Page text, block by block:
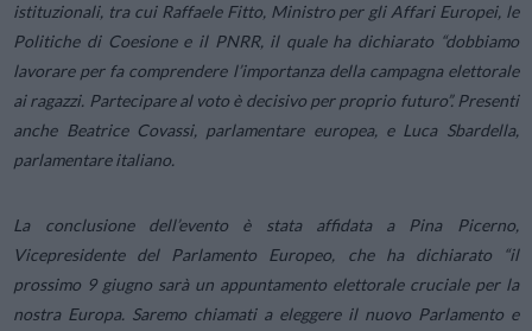
istituzionali, tra cui Raffaele Fitto, Ministro per gli Affari Europei, le
Politiche di Coesione e il PNRR, il quale ha dichiarato “dobbiamo
lavorare per fa comprendere l’importanza della campagna elettorale
ai ragazzi. Partecipare al voto è decisivo per proprio futuro”. Presenti
anche Beatrice Covassi, parlamentare europea, e Luca Sbardella,
parlamentare italiano.
La conclusione dell’evento è stata affidata a Pina Picerno,
Vicepresidente del Parlamento Europeo, che ha dichiarato “il
prossimo 9 giugno sarà un appuntamento elettorale cruciale per la
nostra Europa. Saremo chiamati a eleggere il nuovo Parlamento e